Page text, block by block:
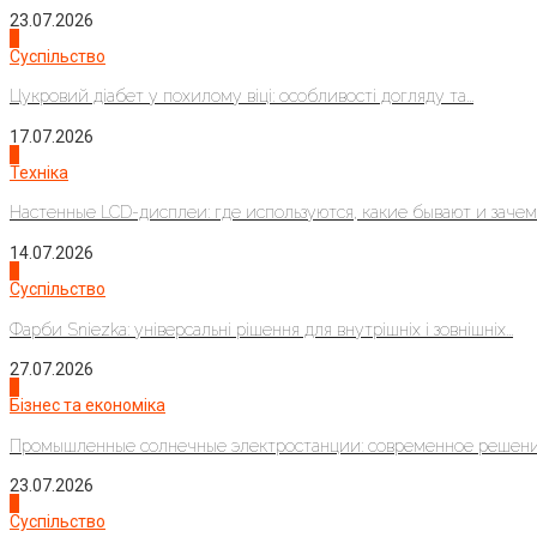
23.07.2026
Суспільство
Цукровий діабет у похилому віці: особливості догляду та...
17.07.2026
Техніка
Настенные LCD-дисплеи: где используются, какие бывают и
14.07.2026
Суспільство
Фарби Sniezka: універсальні рішення для внутрішніх і зовнішніх...
27.07.2026
Бізнес та економіка
Промышленные солнечные электростанции: современное
23.07.2026
Суспільство